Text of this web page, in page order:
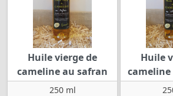
Huile vierge de
cameline au safran
250 ml
Huile